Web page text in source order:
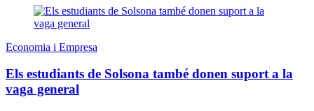
Economia i Empresa
Els estudiants de Solsona també donen suport a la
vaga general